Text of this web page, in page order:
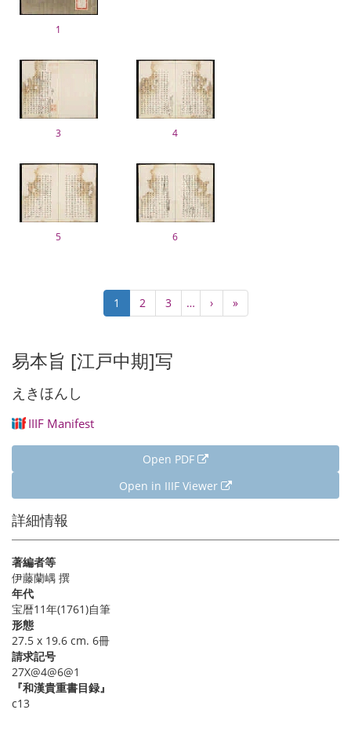
1
3 4
5 6
Current
page
1 Page
2 Page
3 …
Next
page
›
Last
page
»
易本旨 [江戸中期]写
えきほんし
IIIF Manifest
Open PDF
Open in IIIF Viewer
詳細情報
著編者等
伊藤蘭嵎 撰
年代
宝暦11年(1761)自筆
形態
27.5 x 19.6 cm. 6冊
請求記号
27X@4@6@1
『和漢貴重書目録』
c13